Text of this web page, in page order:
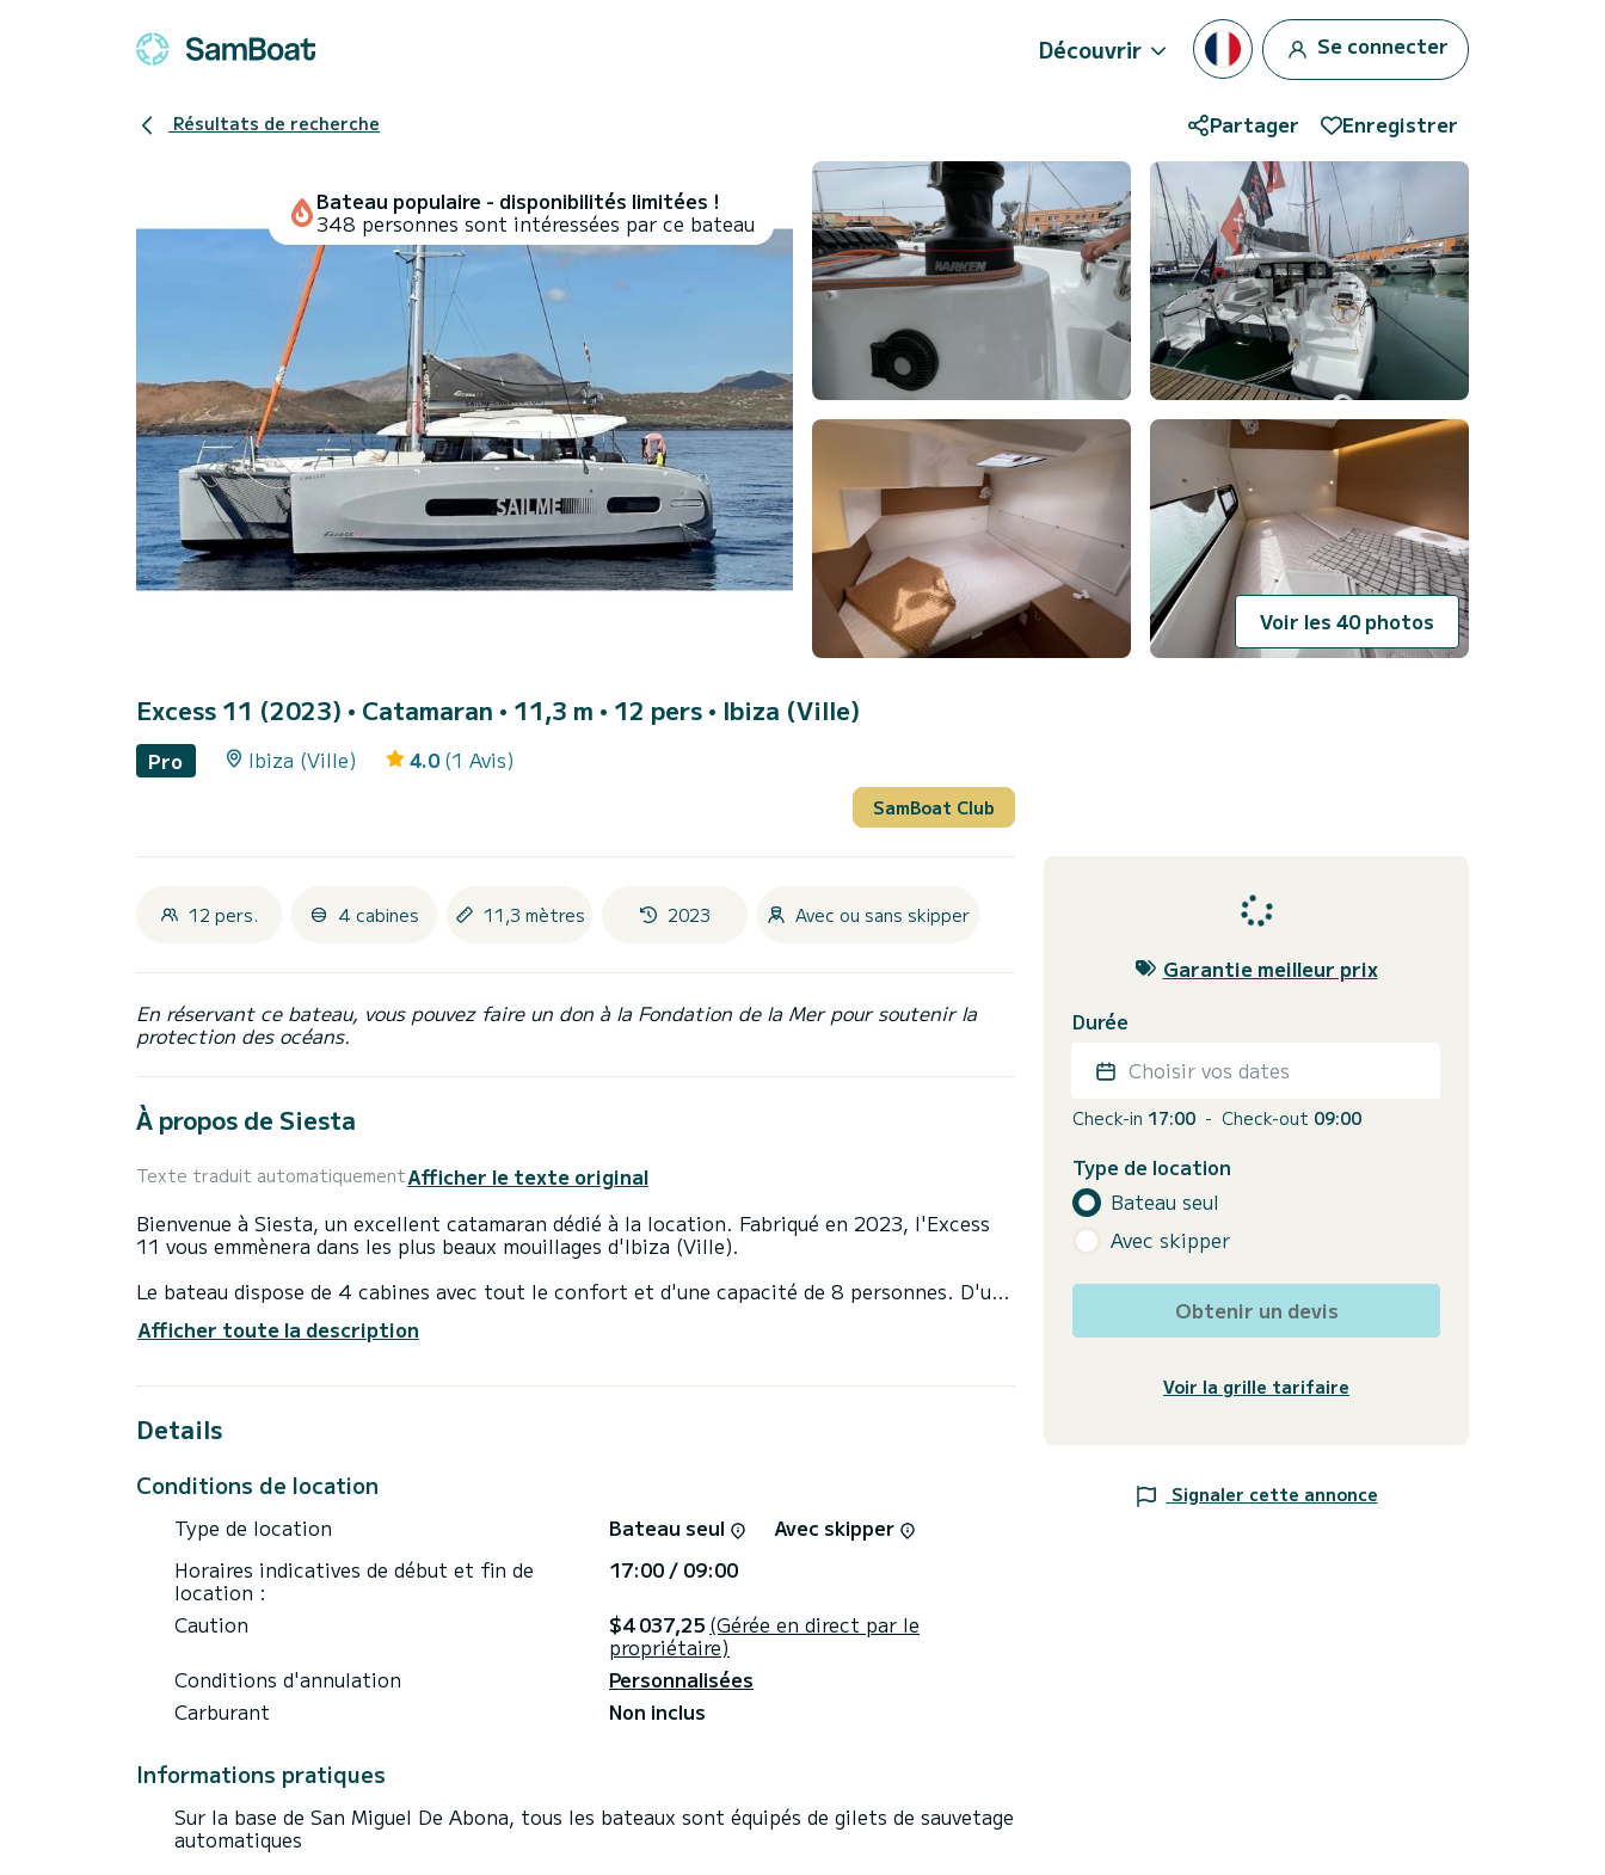
Découvrir Se connecter
Résultats de recherche Partager Enregistrer
Voir les 40 photos
Bateau populaire - disponibilités limitées !
348 personnes sont intéressées par ce bateau
Excess 11 (2023) • Catamaran • 11,3 m • 12 pers • Ibiza (Ville)
Pro Ibiza (Ville) 4.0 (1 Avis)
SamBoat Club
12 pers. 4 cabines 11,3 mètres 2023 Avec ou sans skipper
En réservant ce bateau, vous pouvez faire un don à la Fondation de la Mer pour soutenir la
protection des océans.
À propos de Siesta
Texte traduit automatiquementAfficher le texte original
Bienvenue à Siesta, un excellent catamaran dédié à la location. Fabriqué en 2023, l'Excess
11 vous emmènera dans les plus beaux mouillages d'Ibiza (Ville).
Le bateau dispose de 4 cabines avec tout le confort et d'une capacité de 8 personnes. D'une
extraordinaires sur l'eau autour de Ibiza (Ville)
Ce Excess 11 il est équipé de 2 WC avec douche
Il dispose des équipements suivants : Pilote automatique, Douche de pont.
Pour toute demande d'information ou réserver, faire Cliquez sur le bouton « Demander un
Afficher toute la description
Details
Conditions de location
Type de location Bateau seul
Avec skipper
Horaires indicatives de début et fin de
location :
17:00 / 09:00
Caution
$4 037,25 (Gérée en direct par le
propriétaire)
Conditions d'annulation
Personnalisées
Carburant
Non inclus
Informations pratiques
Sur la base de San Miguel De Abona, tous les bateaux sont équipés de gilets de sauvetage
automatiques
Garantie meilleur prix
Durée
Choisir vos dates
Check-in 17:00 - Check-out 09:00
Type de location
Bateau seul
Avec skipper
Obtenir un devis
Voir la grille tarifaire
Signaler cette annonce